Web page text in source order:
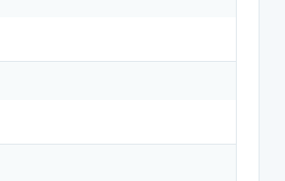
带一路”国际新航线，积极构建连通
加快建设世界一流企业。公司连续多
传播集团WPP旗下“BrandZ最具价值
强、“BrandZ中国全球化品牌”前50
全球最有价值的50个航空公司品